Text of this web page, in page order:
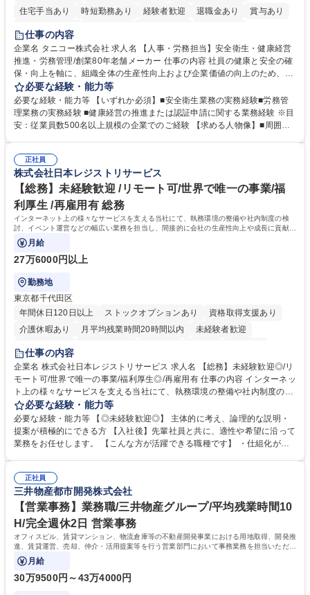
住宅手当あり
時短勤務あり 経験者歓迎 退職金あり
賞与あり
完全週休2日制
寮・社宅あり
仕事の内容
企業名 タニコー株式会社 求人名 【人事・労務担当】安全衛生・健康経営
推進・労務管理/創業80年老舗メーカー 仕事の内容 社員の健康と安全の確
保・向上を軸に、組織全体の生産性向上および企業価値の向上のため、経
営層と密接に連携しながら、定型業務にとどまらず、制度設計や施策立案
などの上流工程から関与していただきます。 【主な業務内容】■安全衛生
業務（ストレスチェック、健康診断の運用、産業医との連携 など）■健康
経営認証取得に向けた企画・推進■労務管理（労働時間の分析、労働環境
を底上げすべく、ともにご活躍いただける方の増員募集となります。 募集
職種 【人事・労務担当】安全衛生・健康経営推進・労務管理/創業80年老
舗メーカー
必要な経験・能力等
必要な経験・能力等 【いずれか必須】■安全衛生業務の実務経験■労務管
理業務の実務経験 ■健康経営の推進または認証申請に関する業務経験 ※目
安：従業員数500名以上規模の企業でのご経験 【求める人物像】■周囲
部門と連携しながら業務を推進できる方■Excelや労務管理システムの実務
使用経験をお持ちの方 学歴・資格 学歴：大学院 大学 高専 短大 専修学校
高校 語学力： 資格：
正社員
株式会社日本レジストリサービス
【総務】未経験歓迎 /リモート可/世界で唯一の事業/福
利厚生 /再雇用有 総務
インターネット上の様々なサービスを支える当社にて、執務環境の整備や社内制度の検
討、イベント運営などの幅広い業務を担当し、間接的に会社の生産性向上や成長に貢献し
ている部署です。
月給
27万6000円以上
勤務地
東京都千代田区
年間休日120日以上
ストックオプションあり
資格取得支援あり
介護休暇あり
月平均残業時間20時間以内
未経験者歓迎
住宅手当あり
完全週休2日制
交通費支給 駅近5分以内 土日祝休み 服装自由
仕事の内容
企業名 株式会社日本レジストリサービス 求人名 【総務】未経験歓迎◎/リ
モート可/世界で唯一の事業/福利厚生◎/再雇用有 仕事の内容 インターネッ
ト上の様々なサービスを支える当社にて、執務環境の整備や社内制度の検
討、イベント運営などの幅広い業務を担当し、間接的に会社の生産性向上
や成長に貢献している部署です。 会社の全メンバーが安心して長く成果を
発揮できる環境を整えるために、毎日のメンテナンスや維持管理に加え、
新たな施策検討を積極的に行っていただき、会社全体を巻き込み課題解決
幅広い業務の体得が可能で、多様なキャリアパスを描くことも可能です。
募集職種 【総務】未経験歓迎◎/リモート可/世界で唯一の事業/福利厚生◎/
再雇用有
必要な経験・能力等
必要な経験・能力等 【◎未経験歓迎◎】 主体的に考え、論理的な説明・
提案が積極的にできる方 【入社後】先輩社員と共に、適性や希望に沿って
業務をお任せします。 【こんな方が活躍できる職種です】 ・仕組化が好
対処できる・新しいことに興味関心がある 【魅力】■自己啓発支援：資格
取得や通信教育など費用の80%（年間25万円まで）を補助 ■住宅手当：家
賃の50%（月額7万円まで）を補助 学歴・資格 学歴：大学院 大学 語学
力： 資格：
正社員
三井物産都市開発株式会社
【営業事務】業務職/三井物産グループ/平均残業時間10
H/完全週休2日 営業事務
オフィスビル、賃貸マンション、物流倉庫等の不動産開発事業における用地取得、開発推
進、賃貸運営、売却、仲介・活用提案等を行う営業部門において事務業務を担当いただき
ます。
月給
30万9500円～43万4000円